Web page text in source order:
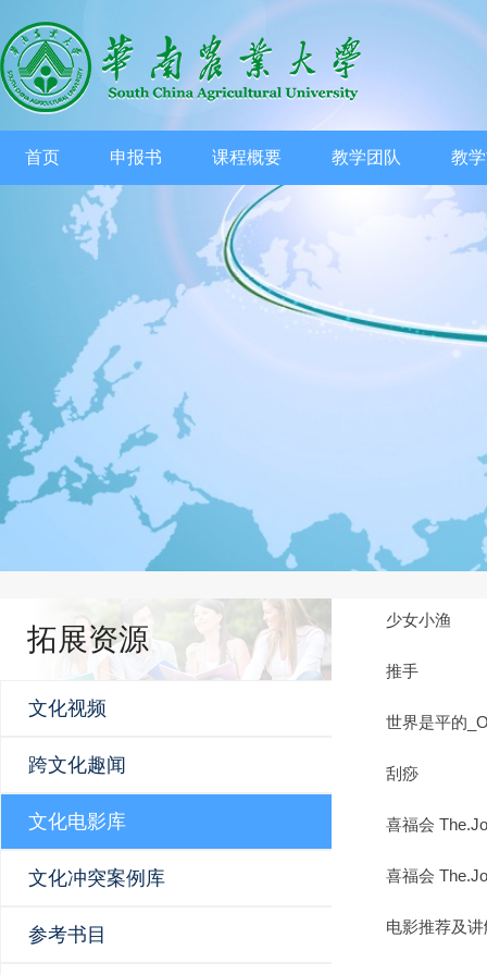
首页 申报书 课程概要 教学团队 教
拓展资源
文化视频
跨文化趣闻
文化电影库
文化冲突案例库
参考书目
少女小渔
推手
世界是平的
刮痧
喜福会
喜福会
电影推荐及讲